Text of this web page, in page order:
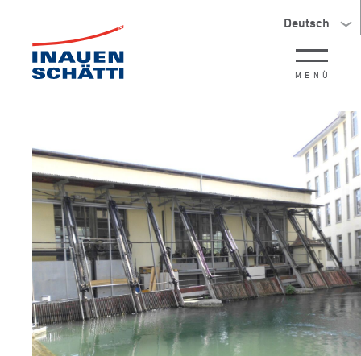
Deutsch
MENÜ